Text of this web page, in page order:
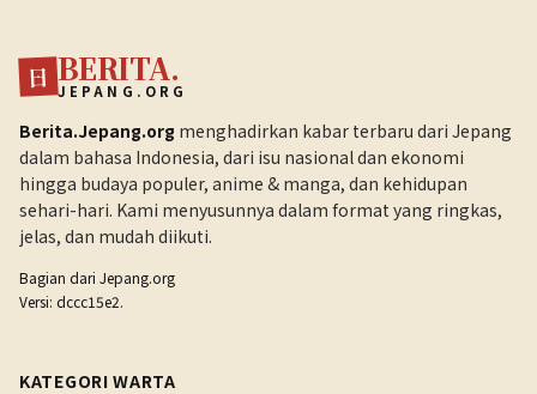
日 BERITA.
JEPANG.ORG
Berita.Jepang.org menghadirkan kabar terbaru dari Jepang
dalam bahasa Indonesia, dari isu nasional dan ekonomi
hingga budaya populer, anime & manga, dan kehidupan
sehari-hari. Kami menyusunnya dalam format yang ringkas,
jelas, dan mudah diikuti.
Bagian dari Jepang.org
Versi: dccc15e2.
KATEGORI WARTA